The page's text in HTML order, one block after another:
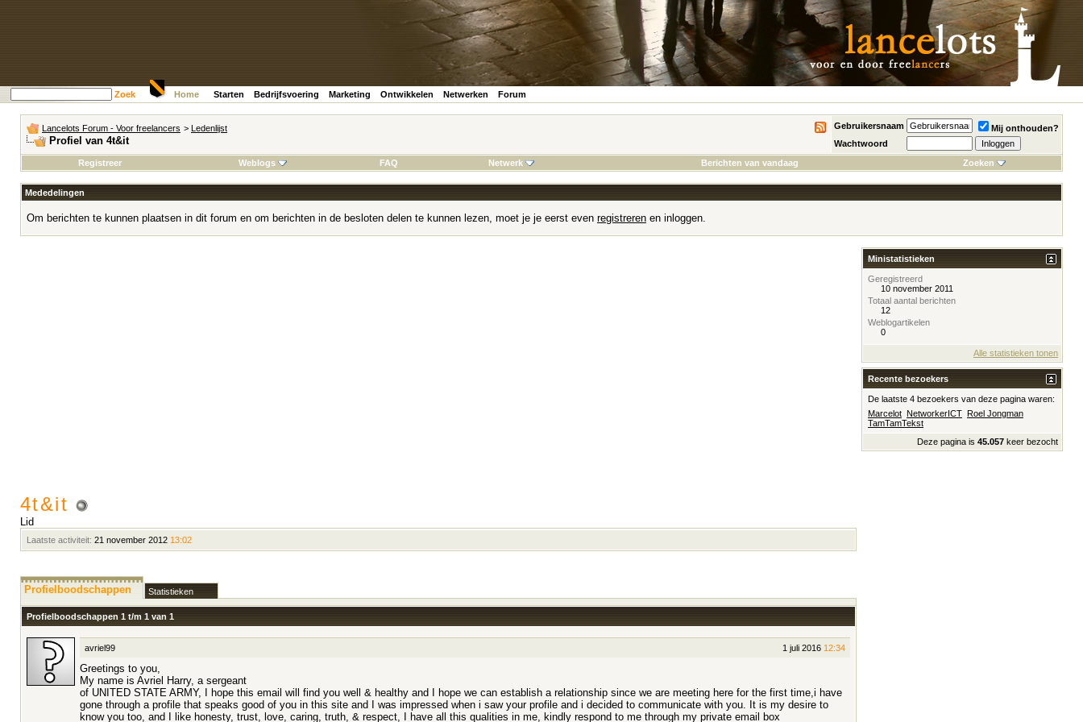
Zoek Home Starten Bedrijfsvoering Marketing Ontwikkelen Netwerken Forum
Lancelots Forum - Voor freelancers > Ledenlijst
Profiel van 4t&it
Gebruikersnaam
Mij onthouden?
Wachtwoord
Registreer
Weblogs FAQ Netwerk Berichten van vandaag Zoeken
Mededelingen
Om berichten te kunnen plaatsen in dit forum en om berichten in de besloten delen te kunnen lezen, moet je je eerst even registreren en inloggen.
4t&it
Lid
Laatste activiteit: 21 november 2012 13:02
Profielboodschappen Statistieken
Profielboodschappen 1 t/m 1 van 1
1 juli 2016 12:34
avriel99
Greetings to you,
My name is Avriel Harry, a sergeant
of UNITED STATE ARMY, I hope this email will find you well & healthy and I hope we can establish a relationship since we are meeting here for the first time,i have
gone through a profile that speaks good of you in this site and I was impressed when i saw your profile and i decided to communicate with you. It is my desire to
know you too, and I like honesty, trust, love, caring, truth, & respect, I have all this qualities in me, kindly respond to me through my private email box
Ministatistieken
Geregistreerd
10 november 2011
Totaal aantal berichten
12
Weblogartikelen
0
Alle statistieken tonen
Recente bezoekers
De laatste 4 bezoekers van deze pagina waren:
Marcelot NetworkerICT Roel Jongman
TamTamTekst
Deze pagina is 45.057 keer bezocht